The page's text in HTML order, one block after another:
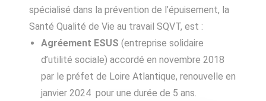
spécialisé dans la prévention de l’épuisement, la
Santé Qualité de Vie au travail SQVT, est :
Agréement ESUS (entreprise solidaire
d’utilité sociale) accordé en novembre 2018
par le préfet de Loire Atlantique, renouvelle en
janvier 2024 pour une durée de 5 ans.